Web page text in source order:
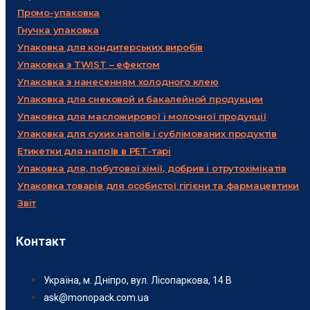
Промо-упаковка
Гнучка упаковка
Упаковка для кондитерських виробів
Упаковка з TWIST – ефектом
Упаковка з нанесенням холодного клею
Упаковка для снековой и бакалейной продукции
Упаковка для масложирової і молочної продукції
Упаковка для сухих напоїв і сублімованих продуктів
Етикетки для напоїв в PET-тарі
Упаковка для, побутової хімії, добрив і отрутохімікатів
Упаковка товарів для особистої гігієни та фармацевтики
Звіт
Контакт
Україна, м. Дніпро, вул. Лісопаркова, 14 В
ask@monopack.com.ua